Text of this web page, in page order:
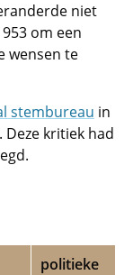
niet
om een
wensen te
stembureau in
Deze kritiek had
politieke